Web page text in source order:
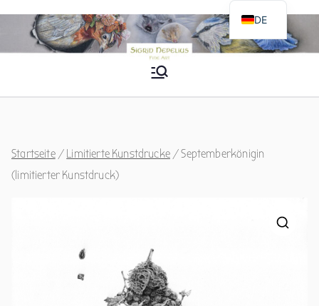
springen
Sigrid Nepelius
Fine Art
Startseite/ Limitierte Kunstdrucke/ Septemberkönigin
(limitierter Kunstdruck)
DE
EN